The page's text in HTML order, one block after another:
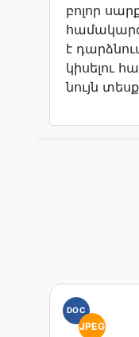
բոլոր
է
կիսելու
նույն
DOC
JPEG